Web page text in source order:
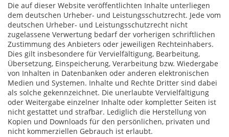
Die auf dieser Website veröffentlichten Inhalte unterliegen
dem deutschen Urheber- und Leistungsschutzrecht. Jede vom
deutschen Urheber- und Leistungsschutzrecht nicht
zugelassene Verwertung bedarf der vorherigen schriftlichen
Zustimmung des Anbieters oder jeweiligen Rechteinhabers.
Dies gilt insbesondere für Vervielfältigung, Bearbeitung,
Übersetzung, Einspeicherung, Verarbeitung bzw. Wiedergabe
von Inhalten in Datenbanken oder anderen elektronischen
Medien und Systemen. Inhalte und Rechte Dritter sind dabei
als solche gekennzeichnet. Die unerlaubte Vervielfältigung
oder Weitergabe einzelner Inhalte oder kompletter Seiten ist
nicht gestattet und strafbar. Lediglich die Herstellung von
Kopien und Downloads für den persönlichen, privaten und
nicht kommerziellen Gebrauch ist erlaubt.